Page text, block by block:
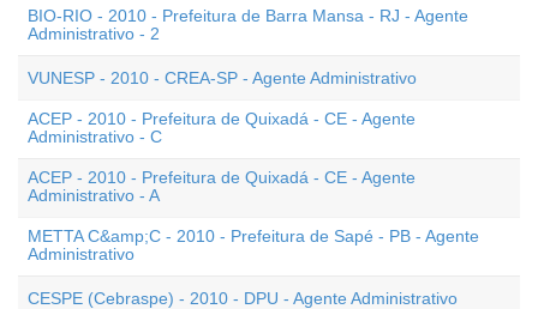
BIO-RIO - 2010 - Prefeitura de Barra Mansa - RJ - Agente
Administrativo - 2
VUNESP - 2010 - CREA-SP - Agente Administrativo
ACEP - 2010 - Prefeitura de Quixadá - CE - Agente
Administrativo - C
ACEP - 2010 - Prefeitura de Quixadá - CE - Agente
Administrativo - A
METTA C&amp;C - 2010 - Prefeitura de Sapé - PB - Agente
Administrativo
CESPE (Cebraspe) - 2010 - DPU - Agente Administrativo